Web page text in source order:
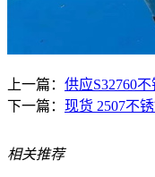
上一篇： 供应S32760
下一篇： 现货 2507不
相关推荐